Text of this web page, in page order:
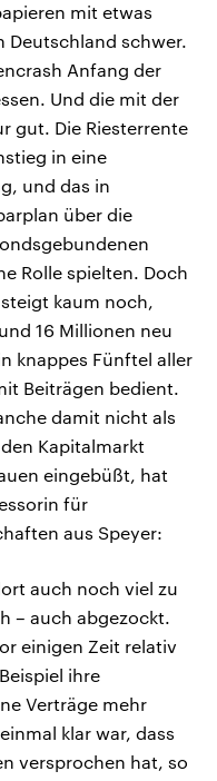
mit etwas
Deutschland schwer.
Anfang der
Und die mit der
gut. Die Riesterrente
in eine
und das in
über die
Rolle spielten. Doch
kaum noch,
16 Millionen neu
knappes Fünftel aller
Beiträgen bedient.
damit nicht als
Kapitalmarkt
eingebüßt, hat
für
aus Speyer:
auch noch viel zu
– auch abgezockt.
einigen Zeit relativ
ihre
Verträge mehr
klar war, dass
versprochen hat, so